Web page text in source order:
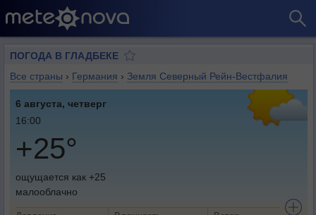
ПОГОДА В ГЛАДБЕКЕ
Все страны › Германия › Земля Северный Рейн-Вестфалия
6 августа, четверг
16:00
+25°
ощущается как +25
малооблачно